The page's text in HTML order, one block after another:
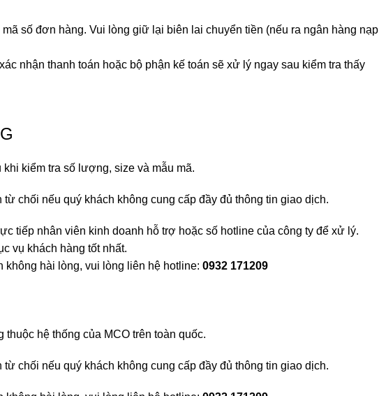
số đơn hàng. Vui lòng giữ lại biên lai chuyển tiền (nếu ra ngân hàng nạp
nhận thanh toán hoặc bộ phận kế toán sẽ xử lý ngay sau kiểm tra thấy
kiểm tra số lượng, size và mẫu mã.
chối nếu quý khách không cung cấp đầy đủ thông tin giao dịch.
tiếp nhân viên kinh doanh hỗ trợ hoặc số hotline của công ty để xử lý.
vụ khách hàng tốt nhất.
hài lòng, vui lòng liên hệ hotline: 0932 171209
hệ thống của MCO trên toàn quốc.
chối nếu quý khách không cung cấp đầy đủ thông tin giao dịch.